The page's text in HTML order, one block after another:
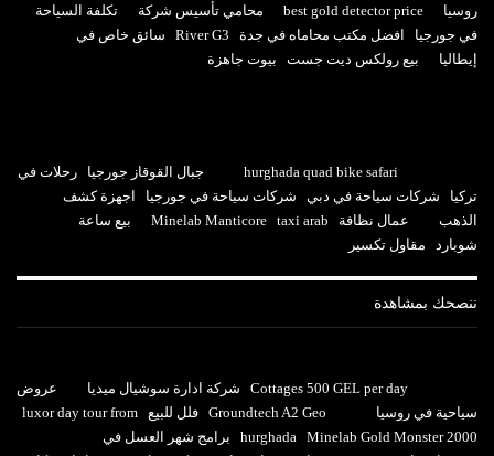
روسيا
best gold detector price محامي تأسيس شركة
تكلفة السياحة
في جورجيا
افضل مكتب محاماه في جدة River G3
سائق خاص في
إيطاليا
بيع رولكس ديت جست بيوت جاهزة
hurghada quad bike safari جبال القوقاز جورجيا
رحلات في
تركيا
شركات سياحة في دبي شركات سياحة في جورجيا
اجهزة كشف
الذهب
عمال نظافة Minelab Manticore taxi arab
بيع ساعة
شوبارد
مقاول تكسير
ننصحك بمشاهدة
Cottages 500 GEL per day شركة ادارة سوشيال ميديا
عروض
سياحية في روسيا
Groundtech A2 Geo فلل للبيع luxor day tour from
hurghada Minelab Gold Monster 2000
برامج شهر العسل في